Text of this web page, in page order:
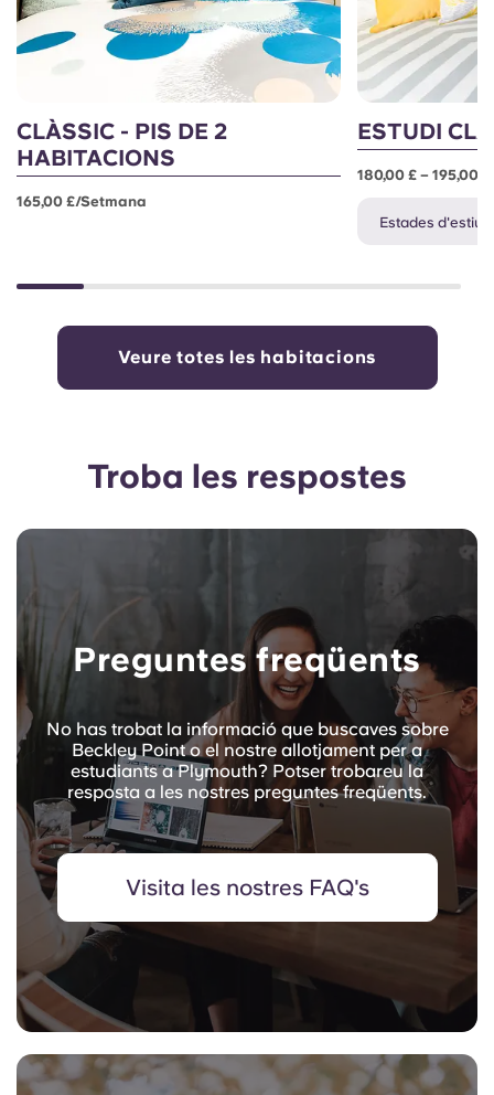
CLÀSSIC - PIS DE 2
HABITACIONS
165,00 £/setmana
ESTUDI
180,00 £ – 195,00
Estades d'estiu
Veure totes les habitacions
Troba les respostes
Preguntes freqüents
No has trobat la informació que buscaves sobre
Beckley Point o el nostre allotjament per a
estudiants a Plymouth? Potser trobareu la
resposta a les nostres preguntes freqüents.
Visita les nostres FAQ's